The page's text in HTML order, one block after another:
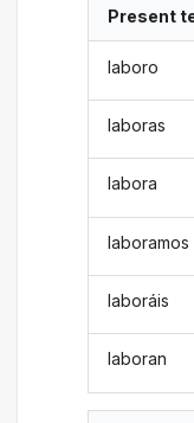
Present
laboro
laboras
labora
laboramos
laboráis
laboran